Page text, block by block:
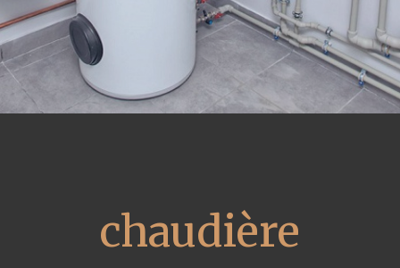
chaudière